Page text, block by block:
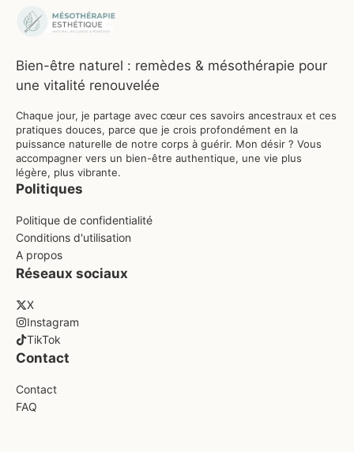
Bien-être naturel : remèdes & mésothérapie pour
une vitalité renouvelée
Chaque jour, je partage avec cœur ces savoirs ancestraux et ces
pratiques douces, parce que je crois profondément en la
puissance naturelle de notre corps à guérir. Mon désir ? Vous
accompagner vers un bien-être authentique, une vie plus
légère, plus vibrante.
Politiques
Politique de confidentialité
Conditions d'utilisation
A propos
Réseaux sociaux
X
Instagram
TikTok
Contact
Contact
FAQ